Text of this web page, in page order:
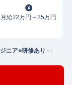
月給22万円～25万円
ニア⭐研修あり